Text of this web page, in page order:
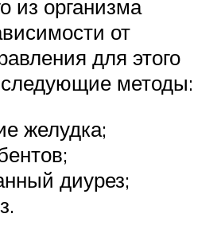
из организма
от
для этого
методы:
желудка;
диурез;